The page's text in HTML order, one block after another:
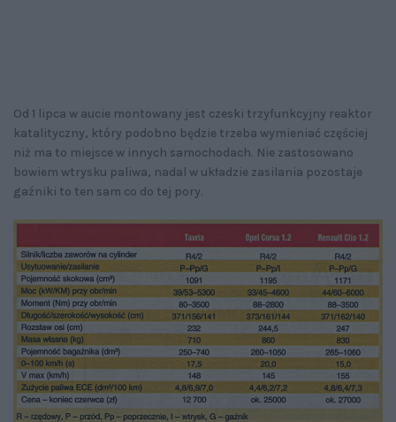
Od 1 lipca w aucie montowany jest czeski trzyfunkcyjny reaktor
katalityczny, który podobno będzie trzeba wymieniać częściej
niż ma to miejsce w innych samochodach. Nie zastosowano
bowiem wtrysku paliwa, nadal w układzie zasilania pozostaje
gaźniki to ten sam co do tej pory.